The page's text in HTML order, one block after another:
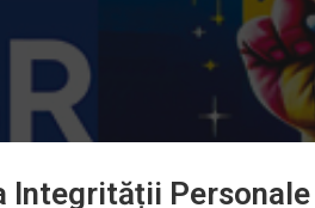
Integrității